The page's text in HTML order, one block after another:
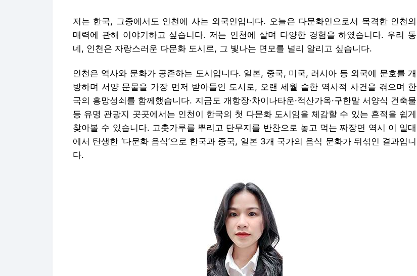
저는 한국, 그중에서도 인천에 사는 외국인입니다. 오늘은 다문화인으로서 목격한 인천의
매력에 관해 이야기하고 싶습니다. 저는 인천에 살며 다양한 경험을 하였습니다. 우리 동
네, 인천은 자랑스러운 다문화 도시로, 그 빛나는 면모를 널리 알리고 싶습니다.
인천은 역사와 문화가 공존하는 도시입니다. 일본, 중국, 미국, 러시아 등 외국에 문호를 개
방하며 서양 문물을 가장 먼저 받아들인 도시로, 오랜 세월 숱한 역사적 사건을 겪으며 한
국의 흥망성쇠를 함께했습니다. 지금도 개항장·차이나타운·적산가옥·구한말 서양식 건축물
등 유명 관광지 곳곳에서는 인천이 한국의 첫 다문화 도시임을 체감할 수 있는 흔적을 쉽게
찾아볼 수 있습니다. 고춧가루를 뿌리고 단무지를 반찬으로 놓고 먹는 짜장면 역시 이 일대
에서 탄생한 ‘다문화 음식’으로 한국과 중국, 일본 3개 국가의 음식 문화가 뒤섞인 결과입니
다.